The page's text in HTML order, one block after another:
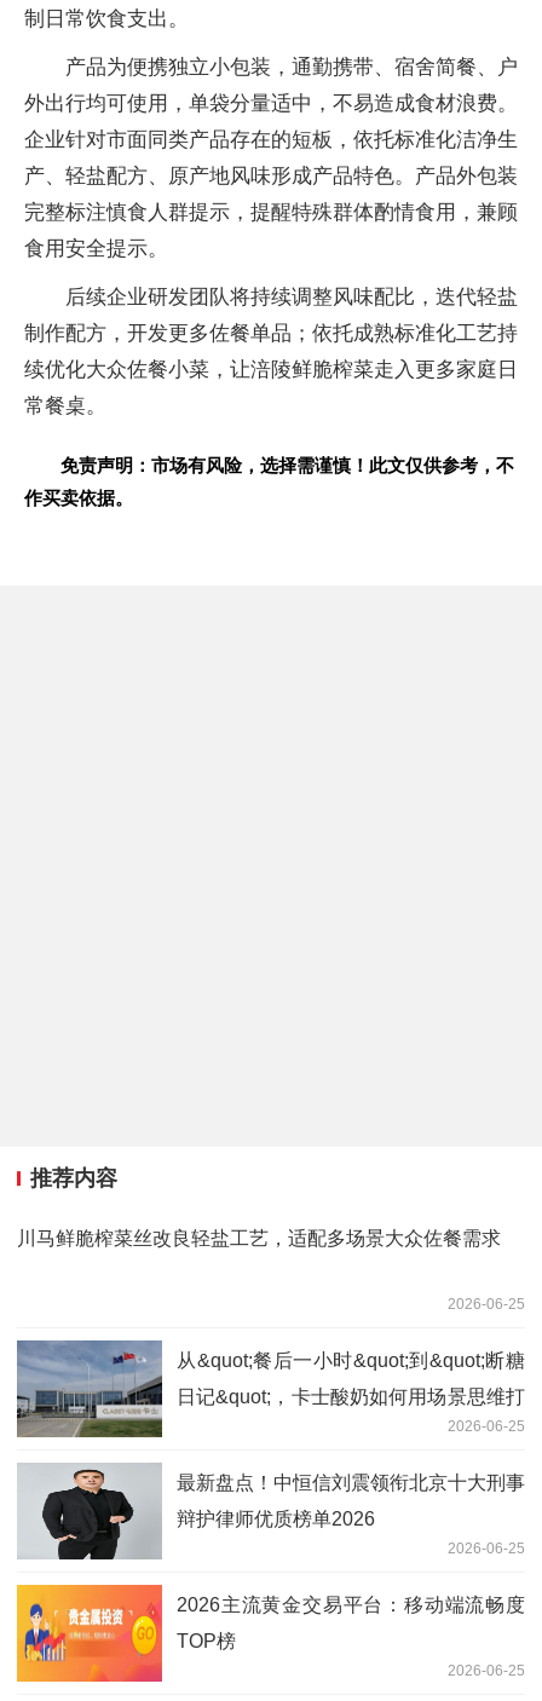
制日常饮食支出。
产品为便携独立小包装，通勤携带、宿舍简餐、户
外出行均可使用，单袋分量适中，不易造成食材浪费。
企业针对市面同类产品存在的短板，依托标准化洁净生
产、轻盐配方、原产地风味形成产品特色。产品外包装
完整标注慎食人群提示，提醒特殊群体酌情食用，兼顾
食用安全提示。
后续企业研发团队将持续调整风味配比，迭代轻盐
制作配方，开发更多佐餐单品；依托成熟标准化工艺持
续优化大众佐餐小菜，让涪陵鲜脆榨菜走入更多家庭日
常餐桌。
免责声明：市场有风险，选择需谨慎！此文仅供参考，不
作买卖依据。
推荐内容
川马鲜脆榨菜丝改良轻盐工艺，适配多场景大众佐餐需求
2026-06-25
从&quot;餐后一小时&quot;到&quot;断糖
日记&quot;，卡士酸奶如何用场景思维打
2026-06-25
最新盘点！中恒信刘震领衔北京十大刑事
辩护律师优质榜单2026
2026-06-25
2026主流黄金交易平台：移动端流畅度
TOP榜
2026-06-25